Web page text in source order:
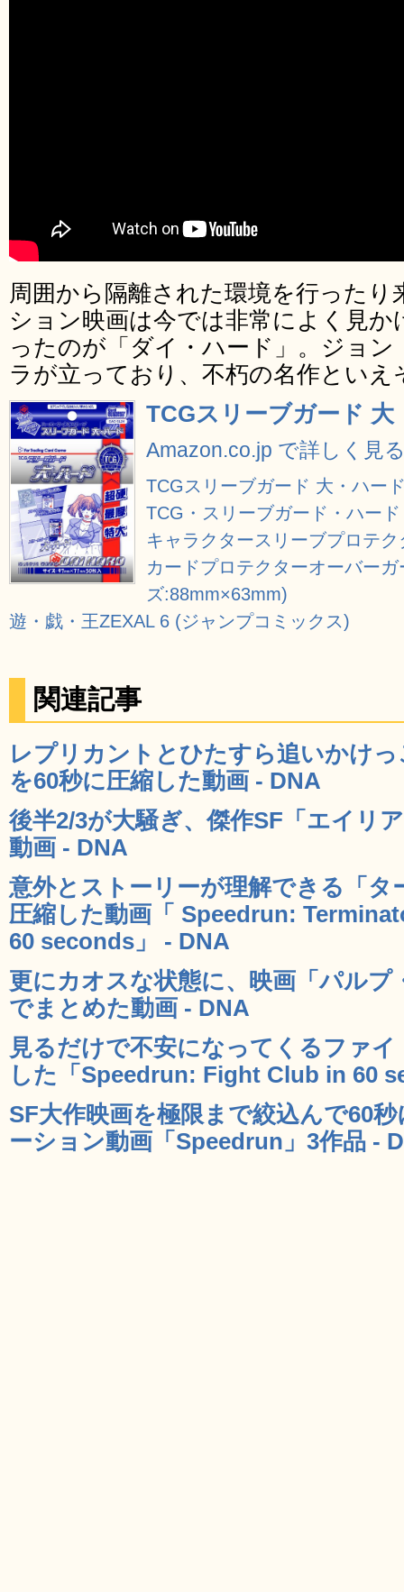
周囲から隔離された環境を行った
ション映画は今では非常によく見
ったのが「ダイ・ハード」。ジョ
ラが立っており、不朽の名作といえ
TCGスリーブガード 大
Amazon.co.jp で詳しく見
TCGスリーブガード 大・ハー
TCG・スリーブガード・ハード
キャラクタースリーブプロテク
カードプロテクターオーバー
ズ:88mm×63mm)
遊・戯・王ZEXAL 6 (ジャンプコミックス)
関連記事
レプリカントとひたすら追いかけ
を60秒に圧縮した動画 - DNA
後半2/3が大騒ぎ、傑作SF「エイリ
動画 - DNA
意外とストーリーが理解できる「タ
圧縮した動画「 Speedrun:
60 seconds」 - DNA
更にカオスな状態に、映画「パルプ
でまとめた動画 - DNA
見るだけで不安になってくるファ
した「Speedrun: Fight Club in 60
SF大作映画を極限まで絞込んで60
ーション動画「Speedrun」3作品 -